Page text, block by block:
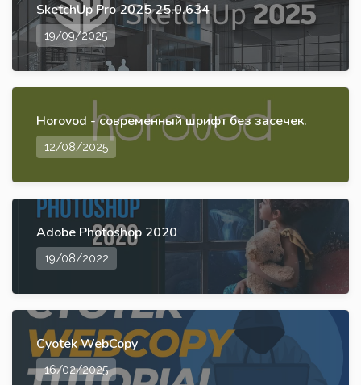
SketchUp Pro 2025 25.0.634
19/09/2025
Horovod - современный шрифт без засечек.
12/08/2025
Adobe Photoshop 2020
19/08/2022
Cyotek WebCopy
16/02/2025